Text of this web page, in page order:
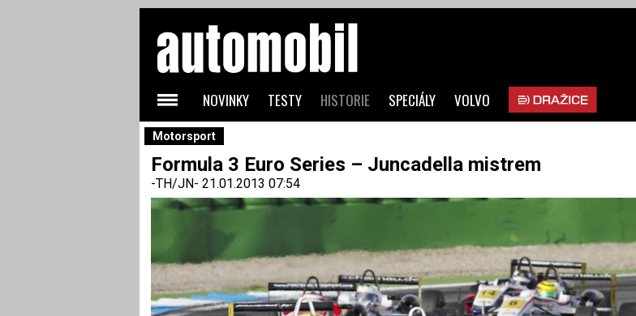
Motorsport
Formula 3 Euro Series – Juncadella mistrem
-TH/JN- 21.01.2013 07:54
NOVINKY TESTY HISTORIE SPECIÁLY VOLVO